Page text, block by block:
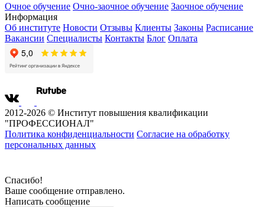
Очное обучение Очно-заочное обучение Заочное обучение
Информация
Об институте Новости Отзывы Клиенты Законы Расписание
Вакансии Специалисты Контакты Блог Оплата
2012-2026 © Институт повышения квалификации
"ПРОФЕССИОНАЛ"
Политика конфиденциальности Согласие на обработку
персональных данных
Спасибо!
Ваше сообщение отправлено.
Написать сообщение